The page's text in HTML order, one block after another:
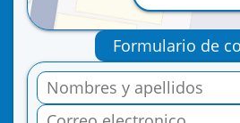
Formulario de